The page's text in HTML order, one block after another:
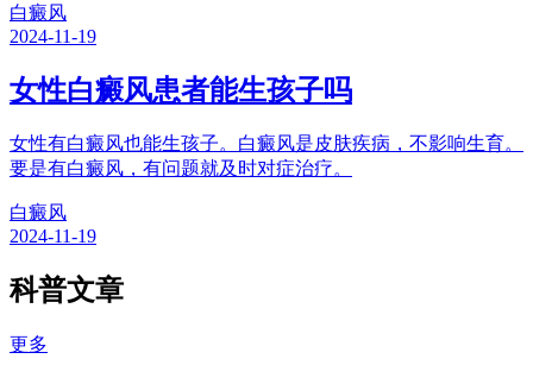
白癜风
2024-11-19
女性白癜风患者能生孩子吗
女性有白癜风也能生孩子。白癜风是皮肤疾病，不影响生育。
要是有白癜风，有问题就及时对症治疗。
白癜风
2024-11-19
科普文章
更多